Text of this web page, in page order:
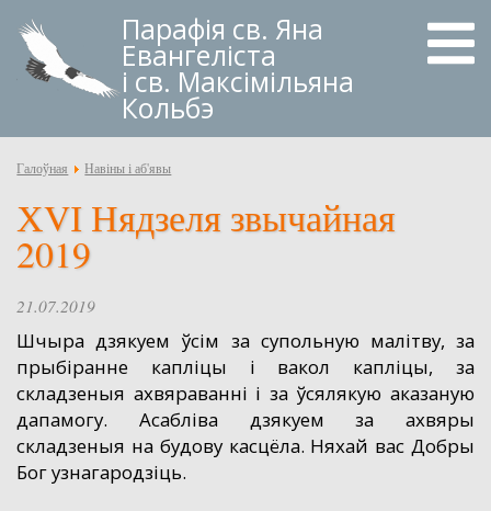
Парафія св. Яна
Евангеліста
і св. Максімільяна
Кольбэ
Галоўная Навіны і аб'явы
ХVІ Нядзеля звычайная
2019
21.07.2019
Шчыра дзякуем ўсім за супольную малітву, за
прыбіранне капліцы і вакол капліцы, за
складзеныя ахвяраванні і за ўсялякую аказаную
дапамогу. Асабліва дзякуем за ахвяры
складзеныя на будову касцёла. Няхай вас Добры
Бог узнагародзіць.